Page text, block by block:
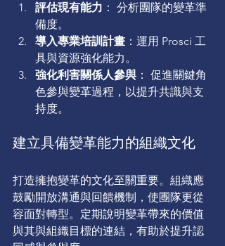
評估現有能力 ： 分析團隊的變革準
備度。
導入專業培訓計畫 ：運用 Prosci 工
具與資源強化能力。
強化利害關係人參與 ： 促進關鍵角
色參與變革過程，以提升共識與支
持度。
建立具備變革能力的組織文化
打造擁抱變革的文化至關重要。組織應
鼓勵開放溝通與回饋機制，使團隊更從
容面對轉型。定期說明變革帶來的價值
與其與組織目標的連結，有助於提升認